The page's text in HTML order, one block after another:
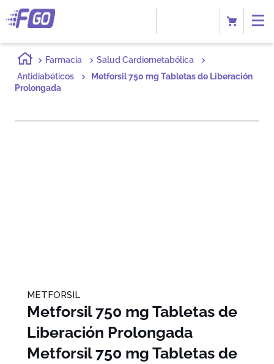
Farmacia
Salud Cardiometabólica
Antidiabéticos
Metforsil 750 mg Tabletas de Liberación
Prolongada
METFORSIL
Metforsil 750 mg Tabletas de
Liberación Prolongada
Metforsil 750 mg Tabletas de